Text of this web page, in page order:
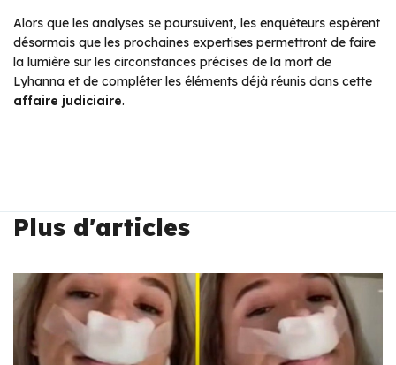
Alors que les analyses se poursuivent, les enquêteurs espèrent
désormais que les prochaines expertises permettront de faire
la lumière sur les circonstances précises de la mort de
Lyhanna et de compléter les éléments déjà réunis dans cette
affaire judiciaire.
Plus d'articles